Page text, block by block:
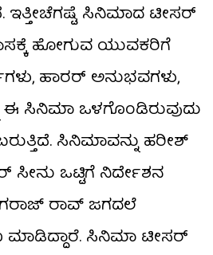
ಇತ್ತೀಚೆಗಷ್ಟೆ ಸಿನಿಮಾದ ಟೀಸರ್
ಹೋಗುವ ಯುವಕರಿಗೆ
ಹಾರರ್ ಅನುಭವಗಳು,
ಸಿನಿಮಾ ಒಳಗೊಂಡಿರುವುದು
ಸಿನಿಮಾವನ್ನು ಹರೀಶ್
ಸೀನು ಒಟ್ಟಿಗೆ ನಿರ್ದೇಶನ
ರಾವ್ ಜಗದಲೆ
ಸಿನಿಮಾ ಟೀಸರ್